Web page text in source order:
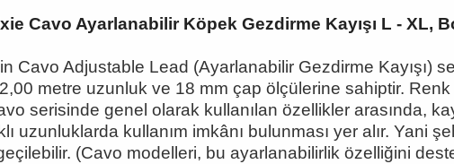
Cavo Ayarlanabilir Köpek Gezdirme Kayışı L - XL,
Cavo Adjustable Lead (Ayarlanabilir Gezdirme Kayışı)
metre uzunluk ve 18 mm çap ölçülerine sahiptir.
serisinde genel olarak kullanılan özellikler arasında,
uzunluklarda kullanım imkânı bulunması yer alır. Yani
(Cavo modelleri, bu ayarlanabilirlik özelliğini